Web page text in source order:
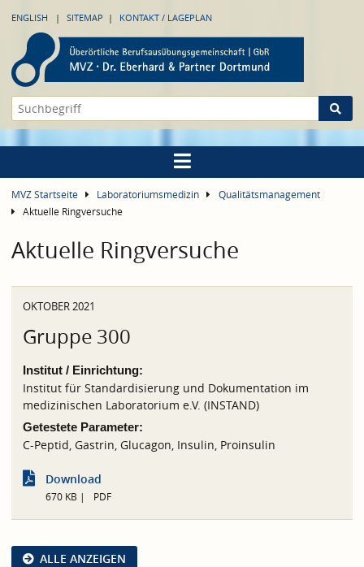
ENGLISH SITEMAP KONTAKT / LAGEPLAN
MVZ Startseite Laboratoriumsmedizin
Qualitätsmanagement
Aktuelle Ringversuche
Aktuelle Ringversuche
OKTOBER 2021
Gruppe 300
Institut / Einrichtung:
Institut für Standardisierung und Dokumentation im
medizinischen Laboratorium e.V. (INSTAND)
Getestete Parameter:
C-Peptid, Gastrin, Glucagon, Insulin, Proinsulin
Download
670 KB PDF
ALLE ANZEIGEN